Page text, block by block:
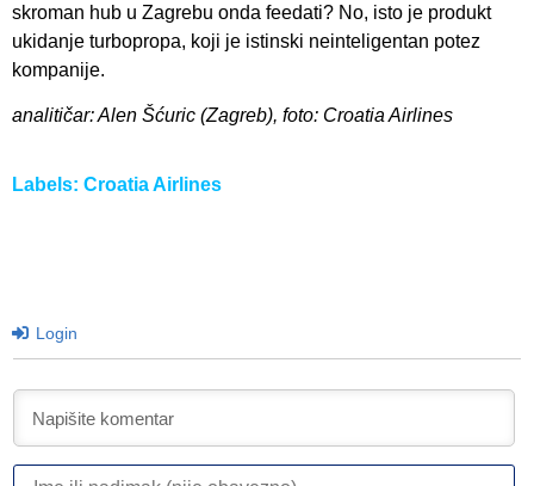
skroman hub u Zagrebu onda feedati? No, isto je produkt
ukidanje turbopropa, koji je istinski neinteligentan potez
kompanije.
analitičar: Alen Šćuric (Zagreb), foto: Croatia Airlines
Labels: Croatia Airlines
Login